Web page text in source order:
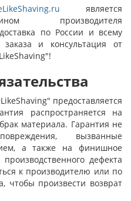
является
производителя
по России и всему
и консультация от
предоставляется
распространяется на
материала. Гарантия не
вызванные
а также на финишное
дефекта
к производителю или по
чтобы произвести возврат